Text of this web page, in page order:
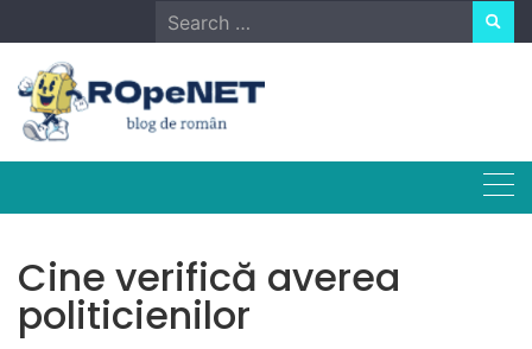
to
content
Search
for:
Cine verifică averea
politicienilor